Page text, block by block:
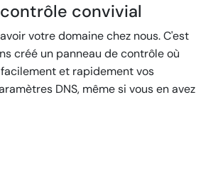
convivial
votre domaine chez nous. C'est
créé un panneau de contrôle où
et rapidement vos
DNS, même si vous en avez